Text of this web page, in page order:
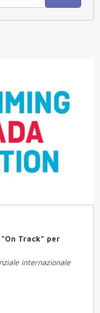
Track” per
internazionale